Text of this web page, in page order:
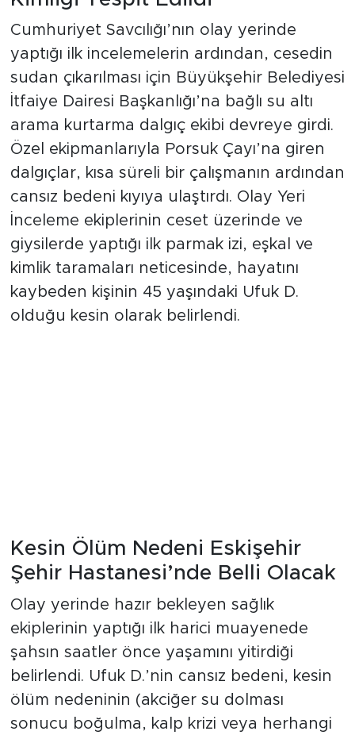
Cumhuriyet Savcılığı’nın olay yerinde
yaptığı ilk incelemelerin ardından, cesedin
sudan çıkarılması için Büyükşehir Belediyesi
İtfaiye Dairesi Başkanlığı’na bağlı su altı
arama kurtarma dalgıç ekibi devreye girdi.
Özel ekipmanlarıyla Porsuk Çayı’na giren
dalgıçlar, kısa süreli bir çalışmanın ardından
cansız bedeni kıyıya ulaştırdı. Olay Yeri
İnceleme ekiplerinin ceset üzerinde ve
giysilerde yaptığı ilk parmak izi, eşkal ve
kimlik taramaları neticesinde, hayatını
kaybeden kişinin 45 yaşındaki Ufuk D.
olduğu kesin olarak belirlendi.
Kesin Ölüm Nedeni Eskişehir
Şehir Hastanesi’nde Belli Olacak
Olay yerinde hazır bekleyen sağlık
ekiplerinin yaptığı ilk harici muayenede
şahsın saatler önce yaşamını yitirdiği
belirlendi. Ufuk D.’nin cansız bedeni, kesin
ölüm nedeninin (akciğer su dolması
sonucu boğulma, kalp krizi veya herhangi